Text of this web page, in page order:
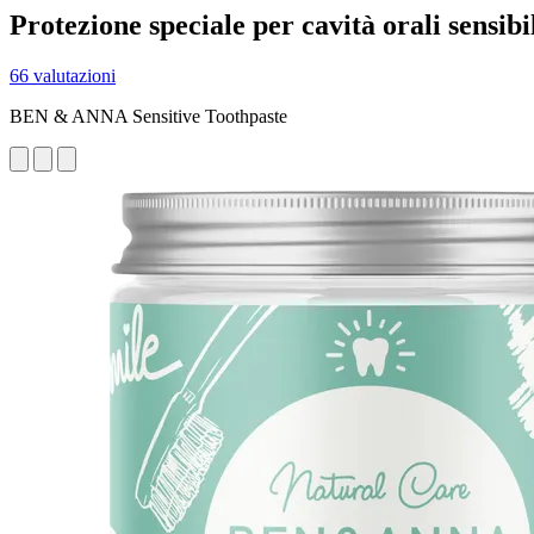
Protezione speciale per cavità orali
66 valutazioni
BEN & ANNA Sensitive Toothpaste